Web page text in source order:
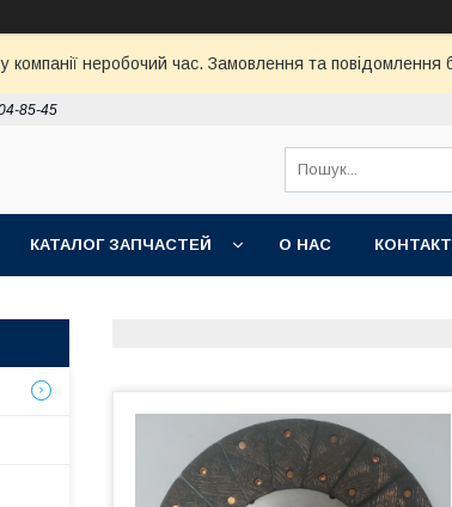
компанії неробочий час. Замовлення та
85-45
КАТАЛОГ ЗАПЧАСТЕЙ О НАС